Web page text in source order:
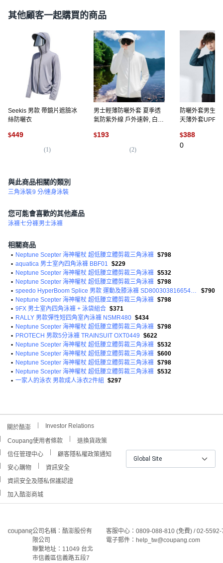
其他顧客一起購買的商品
Seekis 男款 帶鏡片遮臉冰
絲防曬衣
$449
(1)
男士輕薄防曬外套 夏季透
氣防紫外線 戶外速幹, 白
$193
(2)
防曬外套男生
天薄外套
水舒適親膚戶外
旅遊機車防曬服
$388
0
與此商品相關的類別
三角泳裝9 分/連身泳裝
您可能會喜歡的其他產品
泳褲七分褲男士泳褲
相關商品
• Neptune Scepter 海神權杖 超低腰立體剪裁三角泳褲 $798
• aquatica 男士室內四角泳褲 BBF01 $229
• Neptune Scepter 海神權杖 超低腰立體剪裁三角泳褲 $532
• Neptune Scepter 海神權杖 超低腰立體剪裁三角泳褲 $798
•
speedo HyperBoom Splice 男款 運動及膝泳褲 SD800303816654004
$790
• Neptune Scepter 海神權杖 超低腰立體剪裁三角泳褲 $798
• 9FX 男士室內四角泳褲 + 泳袋組合 $371
• RALLY 男款彈性短四角室內泳褲 NSMR480 $434
• Neptune Scepter 海神權杖 超低腰立體剪裁三角泳褲 $798
• PROTECH 男款5分泳褲 TRAINSUIT OXT0449 $622
• Neptune Scepter 海神權杖 超低腰立體剪裁三角泳褲 $532
• Neptune Scepter 海神權杖 超低腰立體剪裁三角泳褲 $600
• Neptune Scepter 海神權杖 超低腰立體剪裁三角泳褲 $798
• Neptune Scepter 海神權杖 超低腰立體剪裁三角泳褲 $532
• 一家人的泳衣 男款成人泳衣2件組 $297
關於酷澎 Investor Relations
Coupang使用者條款
退換貨政策
信任管理中心
顧客隱私權政策通知
安心購物
資訊安全
資訊安全及隱私保護認證
加入酷澎商城
Global Site
公司名稱：酷澎股份有
限公司
聯繫地址：11049 台北
市信義區信義路五段7
客服中心：0809-088-810 (免費) / 02-
電子郵件：help_tw@coupang.com